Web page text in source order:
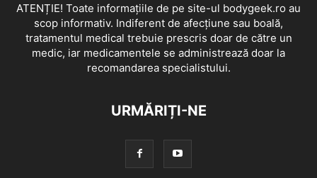
ATENȚIE! Toate informațiile de pe site-ul bodygeek.ro au
scop informativ. Indiferent de afecțiune sau boală,
tratamentul medical trebuie prescris doar de către un
medic, iar medicamentele se administrează doar la
recomandarea specialistului.
URMĂRIȚI-NE